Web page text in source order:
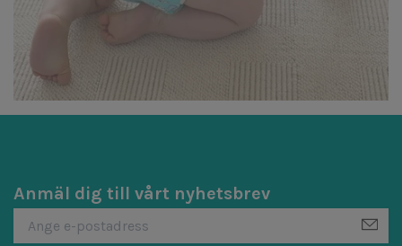
Anmäl dig till vårt nyhetsbrev